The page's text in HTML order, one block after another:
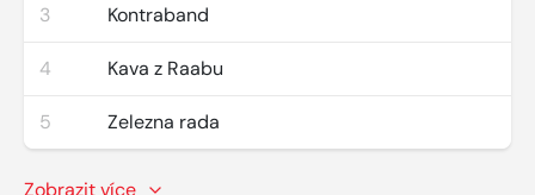
3 Kontraband
4 Kava z Raabu
5 Zelezna rada
Zobrazit více